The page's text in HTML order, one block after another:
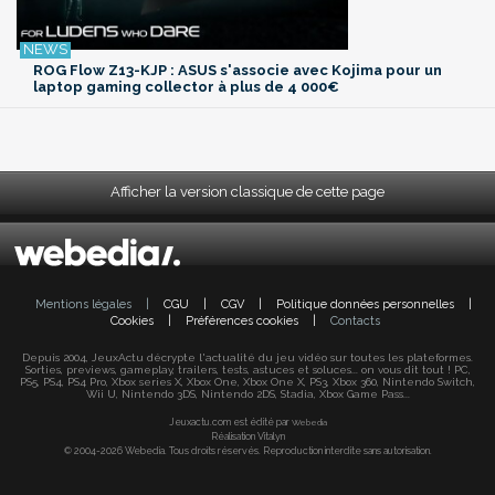
ROG Flow Z13-KJP : ASUS s'associe avec Kojima pour un
laptop gaming collector à plus de 4 000€
Afficher la version classique de cette page
Mentions légales CGU CGV Politique données personnelles
Cookies
Préférences cookies Contacts
Depuis 2004, JeuxActu décrypte l'actualité du jeu vidéo sur toutes les plateformes.
Sorties, previews, gameplay, trailers, tests, astuces et soluces... on vous dit tout ! PC,
PS5, PS4, PS4 Pro, Xbox series X, Xbox One, Xbox One X, PS3, Xbox 360, Nintendo Switch,
Wii U, Nintendo 3DS, Nintendo 2DS, Stadia, Xbox Game Pass...
Jeuxactu.com est édité par Webedia
Réalisation Vitalyn
© 2004-2026 Webedia. Tous droits réservés. Reproduction interdite sans autorisation.